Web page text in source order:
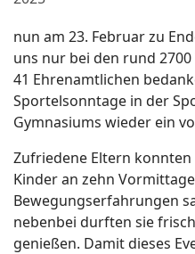
nun am 23. Februar zu
uns nur bei den rund
41 Ehrenamtlichen
Sportelsonntage in der
Gymnasiums wieder ein
Zufriedene Eltern
Kinder an zehn
Bewegungserfahrungen
nebenbei durften sie
genießen. Damit dieses